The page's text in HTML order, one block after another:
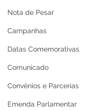
Nota de Pesar
Campanhas
Datas Comemorativas
Comunicado
Convênios e Parcerias
Emenda Parlamentar